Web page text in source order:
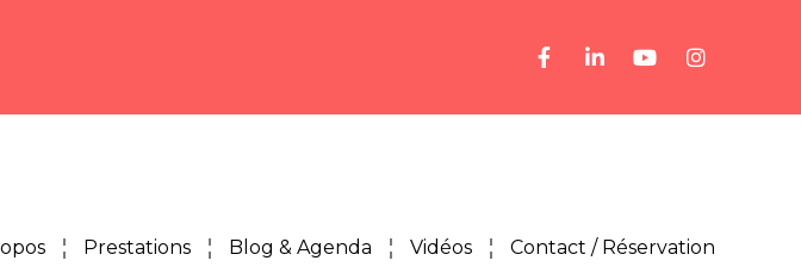
Prestations Blog & Agenda Vidéos Contact / Réservation